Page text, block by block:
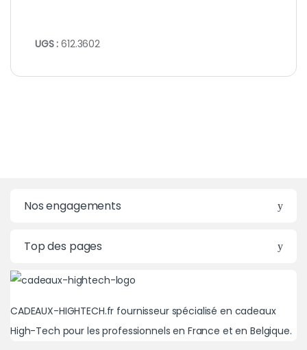
UGS :612.3602
Nos engagements
Top des pages
CADEAUX-HIGHTECH.fr fournisseur spécialisé en cadeaux
High-Tech pour les professionnels en France et en Belgique.